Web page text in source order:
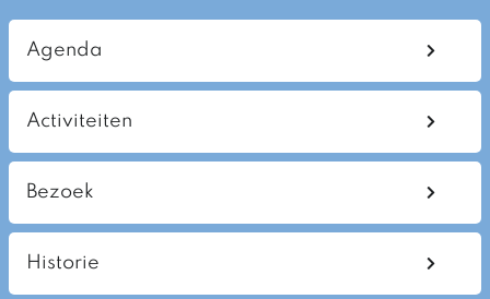
Agenda
Activiteiten
Bezoek
Historie